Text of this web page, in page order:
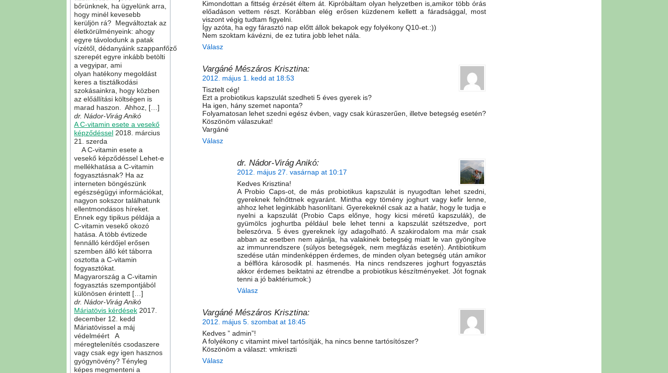
bőrünknek, ha ügyelünk arra,
hogy minél kevesebb
kerüljön rá? Megváltoztak az
életkörülményeink: ahogy
egyre távolodunk a patak
vízétől, dédanyáink szappanfőző
szerepét egyre inkább betölti
a vegyipar, ami
olyan hatékony megoldást
keres a tisztálkodási
szokásainkra, hogy közben
az előállítási költségen is
marad haszon. Ahhoz, […]
dr. Nádor-Virág Anikó
A C-vitamin esete a vesekő
képződéssel 2018. március
21. szerda
A C-vitamin esete a
vesekő képződéssel Lehet-e
mellékhatása a C-vitamin
fogyasztásnak? Ha az
interneten böngészünk
egészségügyi információkat,
nagyon sokszor találhatunk
ellentmondásos híreket.
Ennek egy tipikus példája a
C-vitamin vesekő okozó
hatása. A több évtizede
fennálló kérdőjel erősen
szemben álló két táborra
osztotta a C-vitamin
fogyasztókat.
Magyarország a C-vitamin
fogyasztás szempontjából
különösen érintett […]
dr. Nádor-Virág Anikó
Máriatövis kérdések 2017.
december 12. kedd
Máriatövissel a máj
védelméért A
méregtelenítés csodaszere
vagy csak egy igen hasznos
gyógynövény? Tényleg
képes megmenteni a
Kimondottan a fittség érzését éltem át. Kipróbáltam olyan helyzetben is,amikor több órás
előadáson vettem részt. Korábban elég erősen küzdenem kellett a fáradsággal, most
viszont végig tudtam figyelni.
Így azóta, ha egy fárasztó nap előtt állok bekapok egy folyékony Q10-et.:))
Nem szoktam kávézni, de ez tutira jobb lehet nála.
Válasz
Vargáné Mészáros Krisztina:
2012. május 1. kedd at 18:53
Tisztelt cég!
Ezt a probiotikus kapszulát szedheti 5 éves gyerek is?
Ha igen, hány szemet naponta?
Folyamatosan lehet szedni egész évben, vagy csak kúraszerűen, illetve betegség esetén?
Köszönöm válaszukat!
Vargáné
Válasz
dr. Nádor-Virág Anikó:
2012. május 27. vasárnap at 10:17
Kedves Krisztina!
A Probio Caps-ot, de más probiotikus kapszulát is nyugodtan lehet szedni,
gyereknek felnőttnek egyaránt. Mintha egy tömény joghurt vagy kefir lenne,
ahhoz lehet leginkább hasonlítani. Gyerekeknél csak az a határ, hogy le tudja e
nyelni a kapszulát (Probio Caps előnye, hogy kicsi méretű kapszulák), de
gyümölcs joghurtba például bele lehet tenni a kapszulát szétszedve, port
beleszórva. 5 éves gyereknek így adagolható. A szakirodalom ma már csak
abban az esetben nem ajánlja, ha valakinek betegség miatt le van gyöngítve
az immunrendszere (súlyos betegségek, nem megfázás esetén). Antibiotikum
szedése után mindenképpen érdemes, de minden olyan betegség után amikor
a bélflóra károsodik pl. hasmenés. Ha nincs rendszeres joghurt fogyasztás
akkor érdemes beiktatni az étrendbe a probiotikus készítményeket. Jót fognak
tenni a jó baktériumok:)
Válasz
Vargáné Mészáros Krisztina:
2012. május 5. szombat at 18:45
Kedves ” admin”!
A folyékony c vitamint mivel tartósítják, ha nincs benne tartósítószer?
Köszönöm a választ: vmkriszti
Válasz